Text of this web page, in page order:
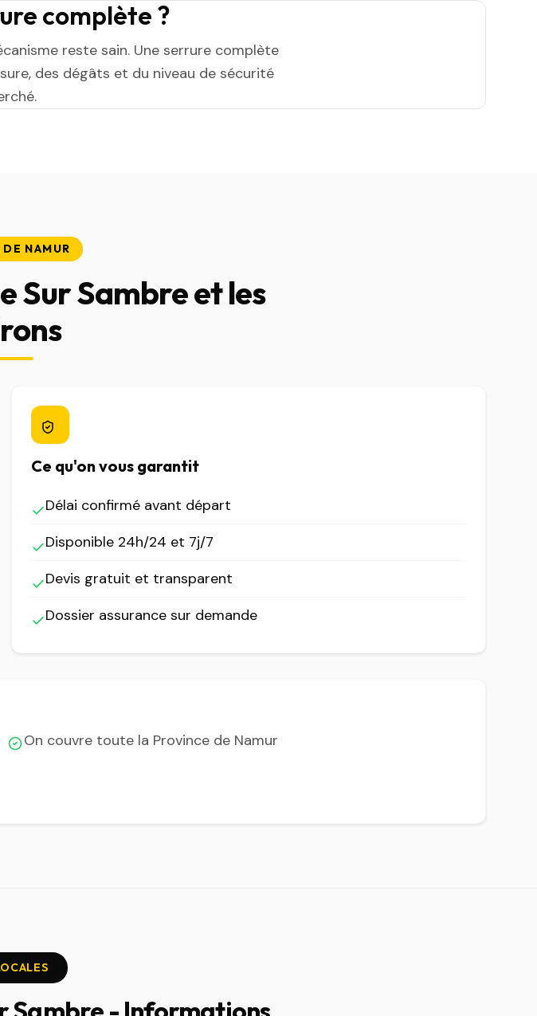
complète ?
reste sain. Une serrure complète
des dégâts et du niveau de sécurité
NAMUR
Sur Sambre et les
Ce qu'on vous garantit
Délai confirmé avant départ
Disponible 24h/24 et 7j/7
Devis gratuit et transparent
Dossier assurance sur demande
On couvre toute la Province de Namur